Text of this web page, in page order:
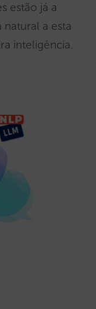
estão já a
a esta
inteligência.